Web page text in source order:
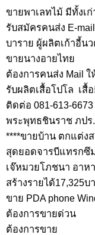
ขายพาเลทไม้ มีทั้งเ
รับสมัครคนส่ง E-
บาราย ผู้ผลิตเก้าอี้น
ขายนางอายไทย
ต้องการคนส่ง Mail
รับผลิตเสื้อโปโล เ
ติดต่อ 081-613-6673
พระพุทธชินราช ภปร
****ขายบ้าน ตกแต่ง
สุดยอดจารบีแทรกซึ
เจ๊หมวยโภชนา อาห
สร้างรายได้17,325
ขาย PDA phone
ต้องการขายด่วน
ต้องการขาย